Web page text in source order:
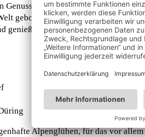
sind typisch für
geboren wurden, wo italienische
genießen im Angesicht des Unesco-
Alpenglühen, für das vor